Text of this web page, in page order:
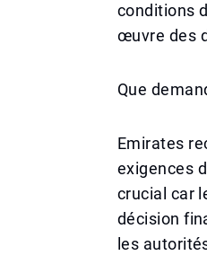
conditions
œuvre des
Que
Emirates
exigences
crucial car
décision
les